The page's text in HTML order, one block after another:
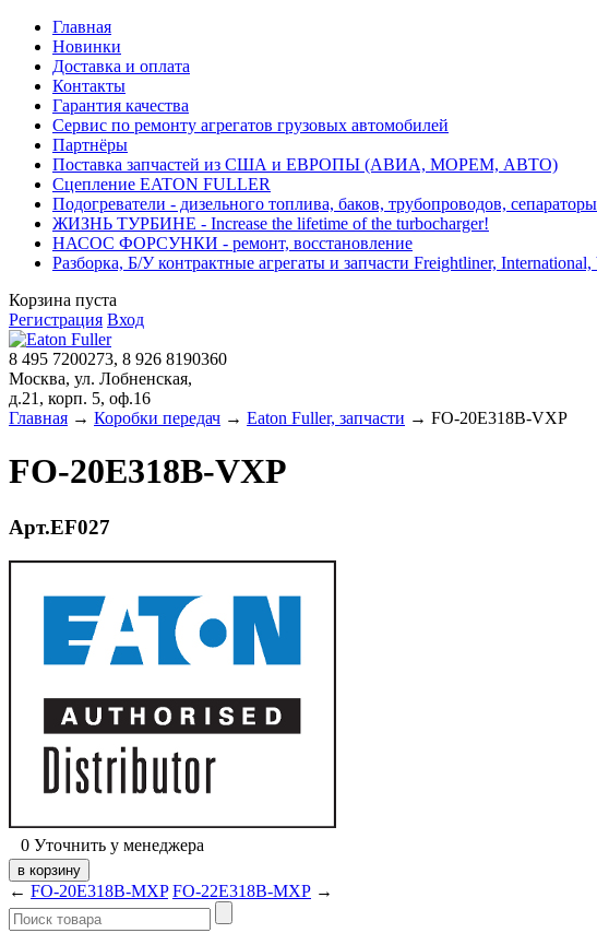
Главная
Новинки
Доставка и оплата
Контакты
Гарантия качества
Сервис по ремонту агрегатов грузовых автомобилей
Партнёры
Поставка запчастей из США и ЕВРОПЫ (АВИА, МОРЕМ, АВТО)
Сцепление EATON FULLER
Подогреватели - дизельного топлива, баков, трубопроводов,
ЖИЗНЬ ТУРБИНЕ - Increase the lifetime of the turbocharger!
НАСОС ФОРСУНКИ - ремонт, восстановление
Разборка, Б/У контрактные агрегаты и запчасти Freightliner,
Корзина пуста
Регистрация Вход
8 495 7200273, 8 926 8190360
Москва, ул. Лобненская,
д.21, корп. 5, оф.16
Главная → Коробки передач → Eaton Fuller, запчасти → FO-20E318B-VXP
FO-20E318B-VXP
Арт.EF027
0 Уточнить у менеджера
← FO-20E318B-MXP FO-22E318B-MXP →